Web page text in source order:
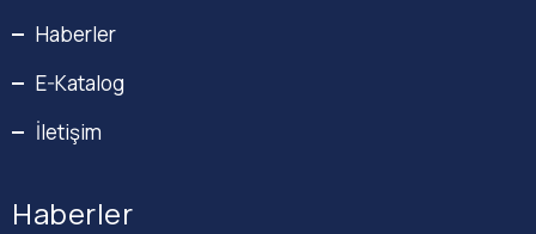
Haberler
E-Katalog
İletişim
Haberler